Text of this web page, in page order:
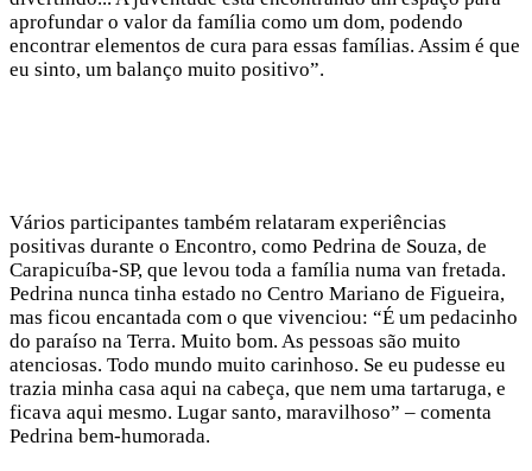
aprofundar o valor da família como um dom, podendo
encontrar elementos de cura para essas famílias. Assim é que
eu sinto, um balanço muito positivo”.
Vários participantes também relataram experiências
positivas durante o Encontro, como Pedrina de Souza, de
Carapicuíba-SP, que levou toda a família numa van fretada.
Pedrina nunca tinha estado no Centro Mariano de Figueira,
mas ficou encantada com o que vivenciou: “É um pedacinho
do paraíso na Terra. Muito bom. As pessoas são muito
atenciosas. Todo mundo muito carinhoso. Se eu pudesse eu
trazia minha casa aqui na cabeça, que nem uma tartaruga, e
ficava aqui mesmo. Lugar santo, maravilhoso” – comenta
Pedrina bem-humorada.